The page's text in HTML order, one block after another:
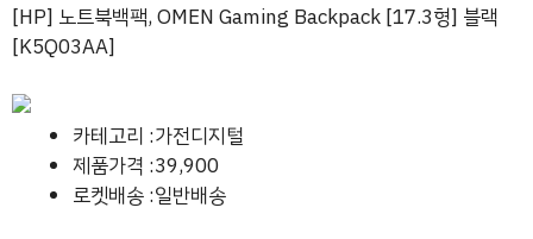
[HP] 노트북백팩, OMEN Gaming Backpack [17.3형] 블랙
[K5Q03AA]
카테고리 :가전디지털
제품가격 :39,900
로켓배송 :일반배송